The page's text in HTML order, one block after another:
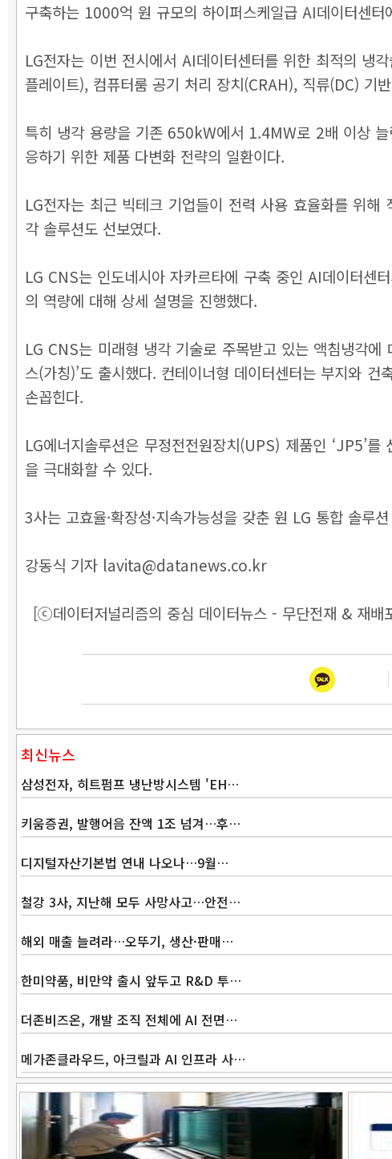
구축하는 1000억 원 규모의 하이퍼스케일급 AI데이터센
LG전자는 이번 전시에서 AI데이터센터를 위한 최적의 냉
플레이트), 컴퓨터룸 공기 처리 장치(CRAH), 직류(DC) 기
특히 냉각 용량을 기존 650kW에서 1.4MW로 2배 이상
응하기 위한 제품 다변화 전략의 일환이다.
LG전자는 최근 빅테크 기업들이 전력 사용 효율화를 위
각 솔루션도 선보였다.
LG CNS는 인도네시아 자카르타에 구축 중인 AI데이터센
의 역량에 대해 상세 설명을 진행했다.
LG CNS는 미래형 냉각 기술로 주목받고 있는 액침냉각
스(가칭)’도 출시했다. 컨테이너형 데이터센터는 부지와
손꼽힌다.
LG에너지솔루션은 무정전전원장치(UPS) 제품인 ‘JP5’
을 극대화할 수 있다.
3사는 고효율·확장성·지속가능성을 갖춘 원 LG 통합 솔루
강동식 기자 lavita@datanews.co.kr
[ⓒ데이터저널리즘의 중심 데이터뉴스 - 무단전재 & 재배
최신뉴스
삼성전자, 히트펌프 냉난방시스템 'EH…
키움증권, 발행어음 잔액 1조 넘겨…후…
디지털자산기본법 연내 나오나…9월…
철강 3사, 지난해 모두 사망사고…안전…
해외 매출 늘려라…오뚜기, 생산·판매…
한미약품, 비만약 출시 앞두고 R&D 투…
더존비즈온, 개발 조직 전체에 AI 전면…
메가존클라우드, 아크릴과 AI 인프라 사…